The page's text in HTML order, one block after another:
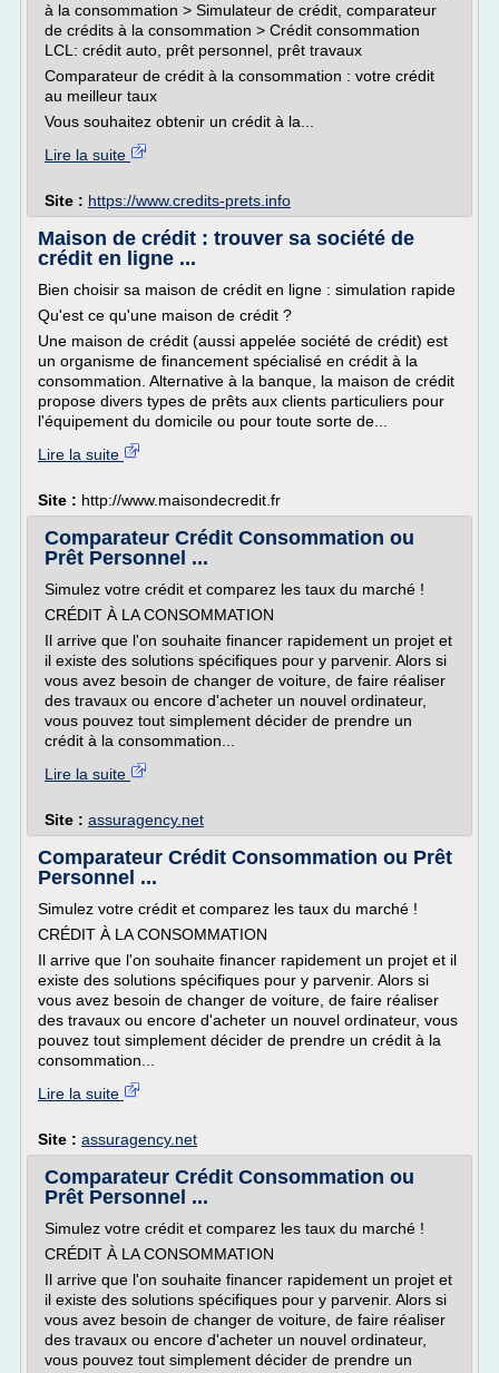
à la consommation > Simulateur de crédit, comparateur
de crédits à la consommation > Crédit consommation
LCL: crédit auto, prêt personnel, prêt travaux
Comparateur de crédit à la consommation : votre crédit
au meilleur taux
Vous souhaitez obtenir un crédit à la...
Lire la suite
Site : https://www.credits-prets.info
Maison de crédit : trouver sa société de
crédit en ligne ...
Bien choisir sa maison de crédit en ligne : simulation rapide
Qu'est ce qu'une maison de crédit ?
Une maison de crédit (aussi appelée société de crédit) est
un organisme de financement spécialisé en crédit à la
consommation. Alternative à la banque, la maison de crédit
propose divers types de prêts aux clients particuliers pour
l'équipement du domicile ou pour toute sorte de...
Lire la suite
Site : http://www.maisondecredit.fr
Comparateur Crédit Consommation ou
Prêt Personnel ...
Simulez votre crédit et comparez les taux du marché !
CRÉDIT À LA CONSOMMATION
Il arrive que l'on souhaite financer rapidement un projet et
il existe des solutions spécifiques pour y parvenir. Alors si
vous avez besoin de changer de voiture, de faire réaliser
des travaux ou encore d'acheter un nouvel ordinateur,
vous pouvez tout simplement décider de prendre un
crédit à la consommation...
Lire la suite
Site : assuragency.net
Comparateur Crédit Consommation ou Prêt
Personnel ...
Simulez votre crédit et comparez les taux du marché !
CRÉDIT À LA CONSOMMATION
Il arrive que l'on souhaite financer rapidement un projet et il
existe des solutions spécifiques pour y parvenir. Alors si
vous avez besoin de changer de voiture, de faire réaliser
des travaux ou encore d'acheter un nouvel ordinateur, vous
pouvez tout simplement décider de prendre un crédit à la
consommation...
Lire la suite
Site : assuragency.net
Comparateur Crédit Consommation ou
Prêt Personnel ...
Simulez votre crédit et comparez les taux du marché !
CRÉDIT À LA CONSOMMATION
Il arrive que l'on souhaite financer rapidement un projet et
il existe des solutions spécifiques pour y parvenir. Alors si
vous avez besoin de changer de voiture, de faire réaliser
des travaux ou encore d'acheter un nouvel ordinateur,
vous pouvez tout simplement décider de prendre un